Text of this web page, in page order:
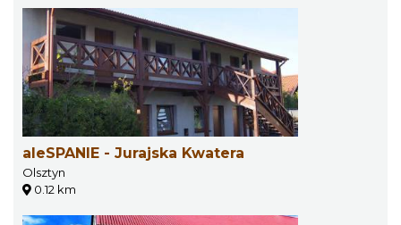
aleSPANIE - Jurajska Kwatera
Olsztyn
0.12 km